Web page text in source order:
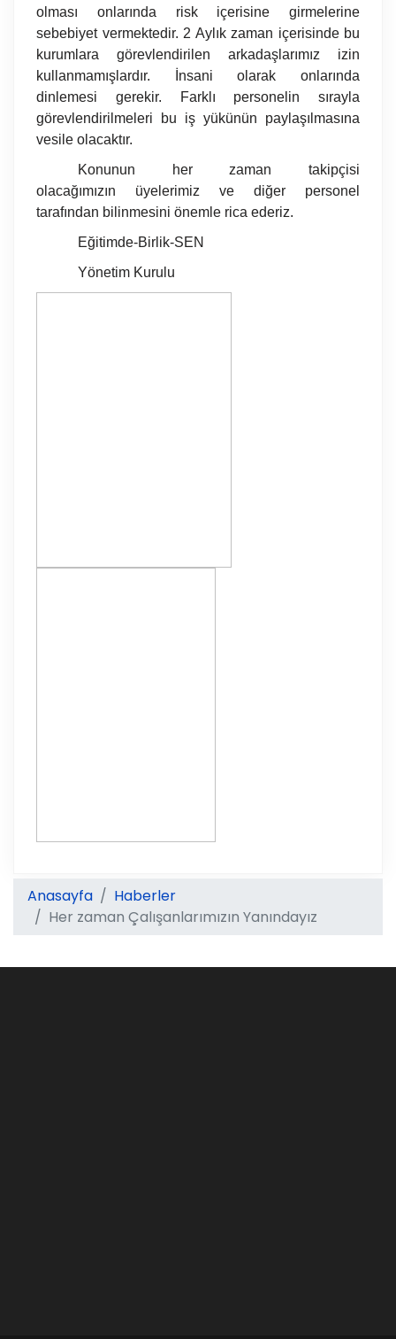
olması onlarında risk içerisine girmelerine
sebebiyet vermektedir. 2 Aylık zaman içerisinde bu
kurumlara görevlendirilen arkadaşlarımız izin
kullanmamışlardır. İnsani olarak onlarında
dinlemesi gerekir. Farklı personelin sırayla
görevlendirilmeleri bu iş yükünün paylaşılmasına
vesile olacaktır.
Konunun her zaman takipçisi
olacağımızın üyelerimiz ve diğer personel
tarafından bilinmesini önemle rica ederiz.
Eğitimde-Birlik-SEN
Yönetim Kurulu
Anasayfa
Haberler
Her zaman Çalışanlarımızın Yanındayız